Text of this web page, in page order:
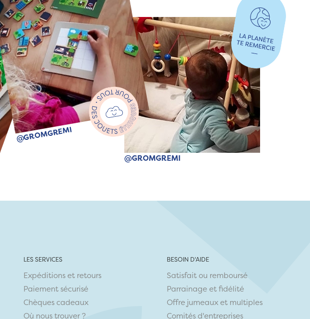
@GROMGREMI
@GROMGREMI
LES SERVICES
Expéditions et retours
Paiement sécurisé
Chèques cadeaux
Où nous trouver ?
BESOIN D'AIDE
Satisfait ou remboursé
Parrainage et fidélité
Offre jumeaux et multiples
Comités d'entreprises